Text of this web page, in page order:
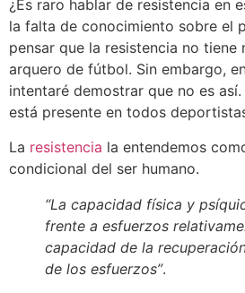
¿Es raro hablar de resistencia en
la falta de conocimiento sobre el
pensar que la resistencia no tiene
arquero de fútbol. Sin embargo,
intentaré demostrar que no es
está presente en todos
La resistencia la entendemos
condicional del ser humano.
“La capacidad física y
frente a esfuerzos
capacidad de la
de los esfuerzos”.